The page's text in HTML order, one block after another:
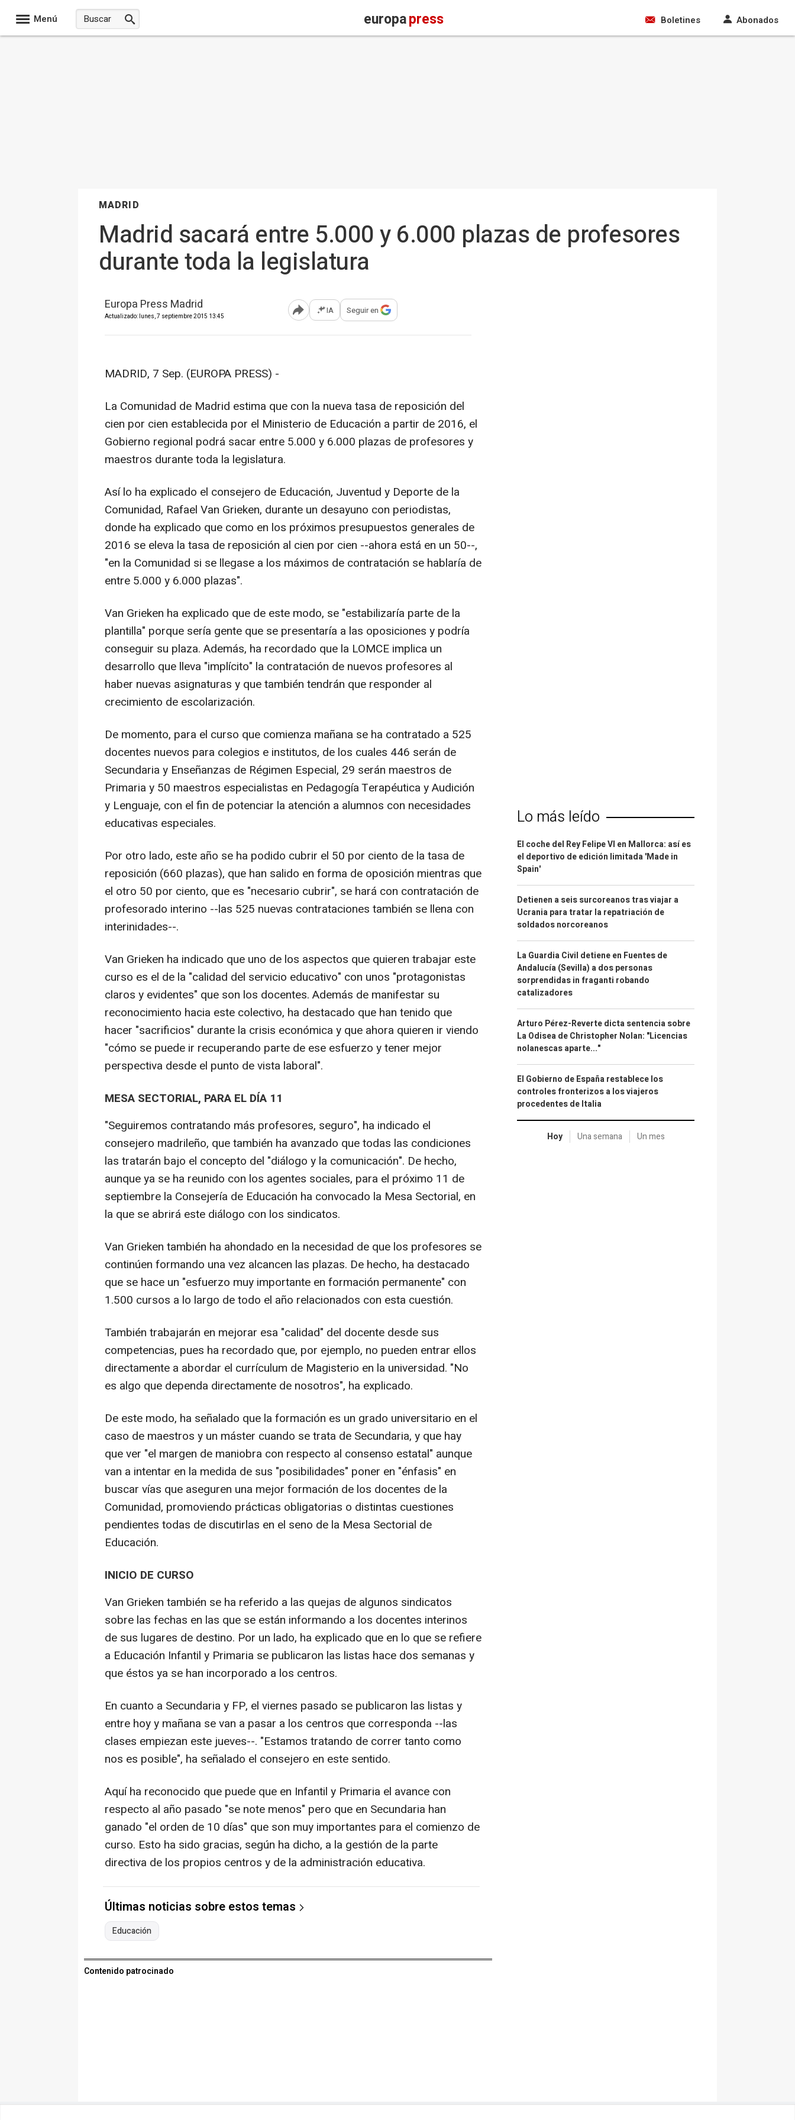
Menú europapress Boletines Abonados
MADRID
Madrid sacará entre 5.000 y 6.000 plazas de profesores
durante toda la legislatura
Europa Press Madrid
Actualizado: lunes, 7 septiembre 2015 13:45 Abrir opciones para compartir
IA Seguir en
MADRID, 7 Sep. (EUROPA PRESS) -
La Comunidad de Madrid estima que con la nueva tasa de reposición del
cien por cien establecida por el Ministerio de Educación a partir de 2016, el
Gobierno regional podrá sacar entre 5.000 y 6.000 plazas de profesores y
maestros durante toda la legislatura.
Así lo ha explicado el consejero de Educación, Juventud y Deporte de la
Comunidad, Rafael Van Grieken, durante un desayuno con periodistas,
donde ha explicado que como en los próximos presupuestos generales de
2016 se eleva la tasa de reposición al cien por cien --ahora está en un 50--,
"en la Comunidad si se llegase a los máximos de contratación se hablaría de
entre 5.000 y 6.000 plazas".
Van Grieken ha explicado que de este modo, se "estabilizaría parte de la
plantilla" porque sería gente que se presentaría a las oposiciones y podría
conseguir su plaza. Además, ha recordado que la LOMCE implica un
desarrollo que lleva "implícito" la contratación de nuevos profesores al
haber nuevas asignaturas y que también tendrán que responder al
crecimiento de escolarización.
De momento, para el curso que comienza mañana se ha contratado a 525
docentes nuevos para colegios e institutos, de los cuales 446 serán de
Secundaria y Enseñanzas de Régimen Especial, 29 serán maestros de
Primaria y 50 maestros especialistas en Pedagogía Terapéutica y Audición
y Lenguaje, con el fin de potenciar la atención a alumnos con necesidades
educativas especiales.
Por otro lado, este año se ha podido cubrir el 50 por ciento de la tasa de
reposición (660 plazas), que han salido en forma de oposición mientras que
el otro 50 por ciento, que es "necesario cubrir", se hará con contratación de
profesorado interino --las 525 nuevas contrataciones también se llena con
interinidades--.
Van Grieken ha indicado que uno de los aspectos que quieren trabajar este
curso es el de la "calidad del servicio educativo" con unos "protagonistas
claros y evidentes" que son los docentes. Además de manifestar su
reconocimiento hacia este colectivo, ha destacado que han tenido que
hacer "sacrificios" durante la crisis económica y que ahora quieren ir viendo
"cómo se puede ir recuperando parte de ese esfuerzo y tener mejor
perspectiva desde el punto de vista laboral".
MESA SECTORIAL, PARA EL DÍA 11
"Seguiremos contratando más profesores, seguro", ha indicado el
consejero madrileño, que también ha avanzado que todas las condiciones
las tratarán bajo el concepto del "diálogo y la comunicación". De hecho,
aunque ya se ha reunido con los agentes sociales, para el próximo 11 de
septiembre la Consejería de Educación ha convocado la Mesa Sectorial, en
la que se abrirá este diálogo con los sindicatos.
Van Grieken también ha ahondado en la necesidad de que los profesores se
continúen formando una vez alcancen las plazas. De hecho, ha destacado
que se hace un "esfuerzo muy importante en formación permanente" con
1.500 cursos a lo largo de todo el año relacionados con esta cuestión.
También trabajarán en mejorar esa "calidad" del docente desde sus
competencias, pues ha recordado que, por ejemplo, no pueden entrar ellos
directamente a abordar el currículum de Magisterio en la universidad. "No
es algo que dependa directamente de nosotros", ha explicado.
De este modo, ha señalado que la formación es un grado universitario en el
caso de maestros y un máster cuando se trata de Secundaria, y que hay
que ver "el margen de maniobra con respecto al consenso estatal" aunque
van a intentar en la medida de sus "posibilidades" poner en "énfasis" en
buscar vías que aseguren una mejor formación de los docentes de la
Comunidad, promoviendo prácticas obligatorias o distintas cuestiones
pendientes todas de discutirlas en el seno de la Mesa Sectorial de
Educación.
INICIO DE CURSO
Van Grieken también se ha referido a las quejas de algunos sindicatos
sobre las fechas en las que se están informando a los docentes interinos
de sus lugares de destino. Por un lado, ha explicado que en lo que se refiere
a Educación Infantil y Primaria se publicaron las listas hace dos semanas y
que éstos ya se han incorporado a los centros.
En cuanto a Secundaria y FP, el viernes pasado se publicaron las listas y
entre hoy y mañana se van a pasar a los centros que corresponda --las
clases empiezan este jueves--. "Estamos tratando de correr tanto como
nos es posible", ha señalado el consejero en este sentido.
Aquí ha reconocido que puede que en Infantil y Primaria el avance con
respecto al año pasado "se note menos" pero que en Secundaria han
ganado "el orden de 10 días" que son muy importantes para el comienzo de
curso. Esto ha sido gracias, según ha dicho, a la gestión de la parte
directiva de los propios centros y de la administración educativa.
Últimas noticias sobre estos temas
Educación
Contenido patrocinado
Lo más leído
El coche del Rey Felipe VI en Mallorca: así es
el deportivo de edición limitada 'Made in
Spain'
Detienen a seis surcoreanos tras viajar a
Ucrania para tratar la repatriación de
soldados norcoreanos
La Guardia Civil detiene en Fuentes de
Andalucía (Sevilla) a dos personas
sorprendidas in fraganti robando
catalizadores
Arturo Pérez-Reverte dicta sentencia sobre
La Odisea de Christopher Nolan: "Licencias
nolanescas aparte..."
El Gobierno de España restablece los
controles fronterizos a los viajeros
procedentes de Italia
Hoy Una semana Un mes